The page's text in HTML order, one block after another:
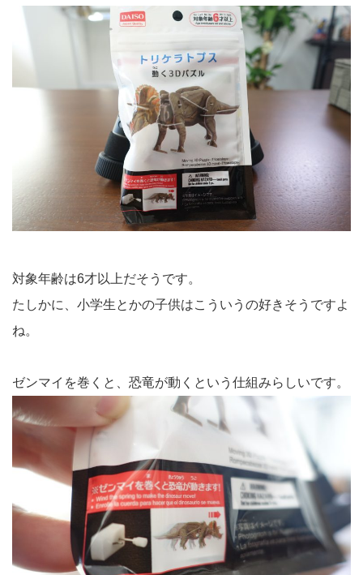
対象年齢は6才以上だそうです。
たしかに、小学生とかの子供はこういうの好きそうですよ
ね。
ゼンマイを巻くと、恐竜が動くという仕組みらしいです。